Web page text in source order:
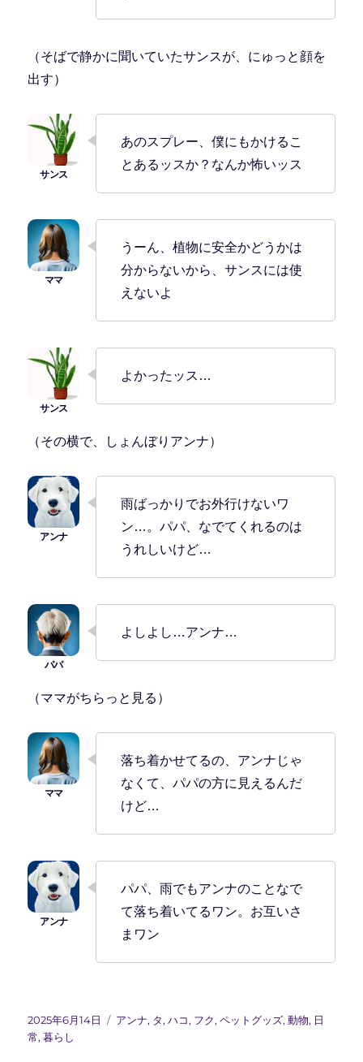
（そばで静かに聞いていたサンスが、にゅっと顔を
出す）
あのスプレー、僕にもかけるこ
とあるッスか？なんか怖いッス
うーん、植物に安全かどうかは
分からないから、サンスには使
えないよ
よかったッス…
（その横で、しょんぼりアンナ）
雨ばっかりでお外行けないワ
ン…。パパ、なでてくれるのは
うれしいけど…
よしよし…アンナ…
（ママがちらっと見る）
落ち着かせてるの、アンナじゃ
なくて、パパの方に見えるんだ
けど…
パパ、雨でもアンナのことなで
て落ち着いてるワン。お互いさ
まワン
投
稿
2025年6月14日
カ
アンナ, タ,ハコ, フク,ペットグッズ,動物, 日
常,暮らし